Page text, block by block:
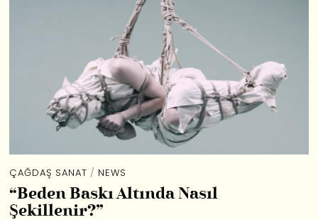
ÇAĞDAŞ SANAT / NEWS
“Beden Baskı Altında Nasıl
Şekillenir?”